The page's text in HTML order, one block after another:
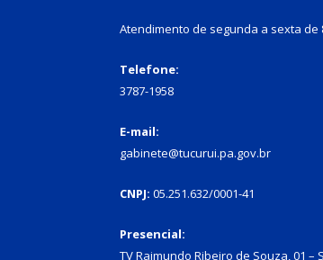
Atendimento de segunda a sexta de
Telefone:
3787-1958
E-mail:
gabinete@tucurui.pa.gov.br
CNPJ: 05.251.632/0001-41
Presencial:
TV Raimundo Ribeiro de Souza, 01 –